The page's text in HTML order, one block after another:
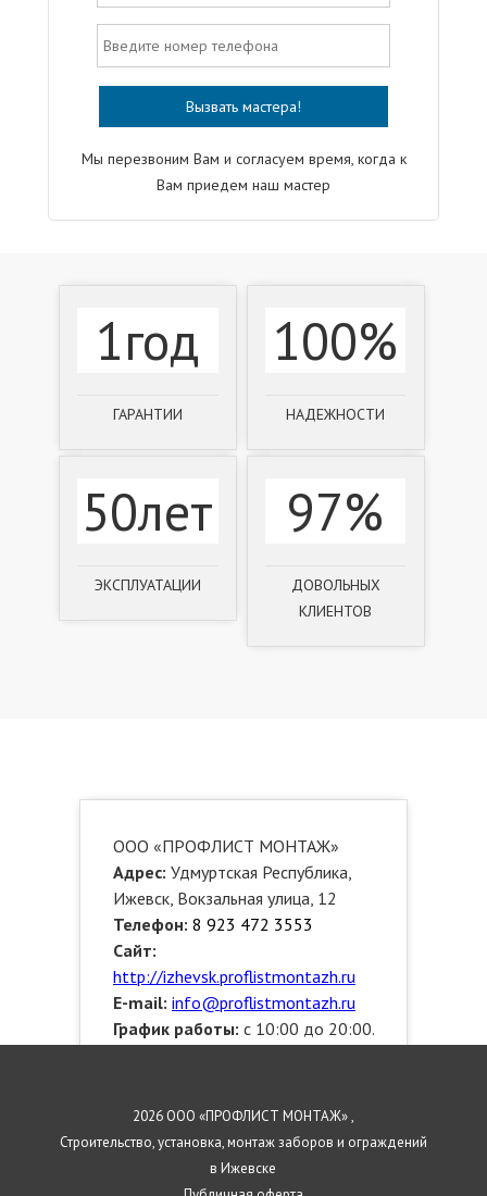
Мы перезвоним Вам и согласуем время, когда к
Вам приедем наш мастер
1год
ГАРАНТИИ
100%
НАДЕЖНОСТИ
50лет
ЭКСПЛУАТАЦИИ
97%
ДОВОЛЬНЫХ
КЛИЕНТОВ
ООО «ПРОФЛИСТ МОНТАЖ»
Адрес: Удмуртская Республика,
Ижевск, Вокзальная улица, 12
Телефон: 8 923 472 3553
Сайт:
http://izhevsk.proflistmontazh.ru
E-mail: info@proflistmontazh.ru
График работы: с 10:00 до 20:00.
Индустриальный, Октябрьский,
Устиновский, Ленинский,
Первомайский
2026 ООО «ПРОФЛИСТ МОНТАЖ» ,
Строительство, установка, монтаж заборов и ограждений
в Ижевске